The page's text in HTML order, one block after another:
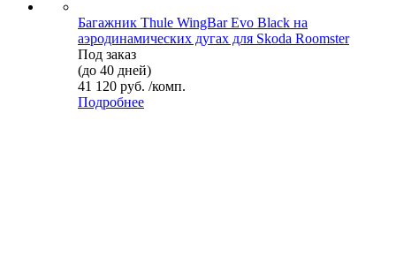
Багажник Thule WingBar Evo Black на
аэродинамических дугах для Skoda Roomster
Под заказ
(до 40 дней)
41 120 руб. /комп.
Подробнее